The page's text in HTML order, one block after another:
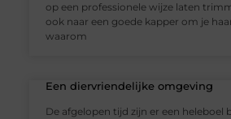
op een professionele wijze laten
ook naar een goede kapper om je
waarom
Een diervriendelijke omgeving
De afgelopen tijd zijn er een heleboel